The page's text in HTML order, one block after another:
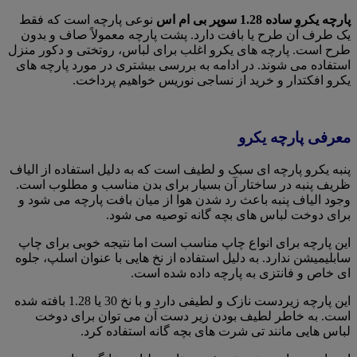
پارچه یکرو ساده 1.28 سوپر بی ام اس
نوعی پارچه است که فقط
یک طرف آن طرح یا بافت دارد. پشت پارچه معمولاً صاف و بدون
طرح است. پارچه های یکرو اغلب برای لباس، روتختی و دکور منزل
استفاده می شوند. در ادامه به بررسی بیشتری در مورد پارچه های
یکرو افکتدار و خرید از نساجی نوریس خواهیم پرداخت.
معرفی پارچه یکرو
پنبه یکرو پارچه ای سبک و لطیف است که به دلیل استفاده از الیاف
ظریف پنبه در ساختار آن بسیار برای بدن مناسب و مطلوب است.
وجود الیاف پنبه باعث رد شدن هوا از میان بافت پارچه می شود و
برای دوخت لباس های بچه گانه توصیه می شود.
این پارچه برای انواع چاپ مناسب است اما نتیجه خوبی برای چاپ
سابلیمیشن ندارد. به دلیل استفاده از نخ هایی با عنوان اسلپ، جلوه
ای خاص و فانتزی به پارچه داده شده است.
این پارچه زیردست نازک و لطیفی دارد و با نخ 30 یا 1.28 بافته شده
است. به خاطر لطیف بودن زیر دست آن می توان برای دوخت
لباس هایی مانند تی شرت های بچه گانه استفاده کرد.